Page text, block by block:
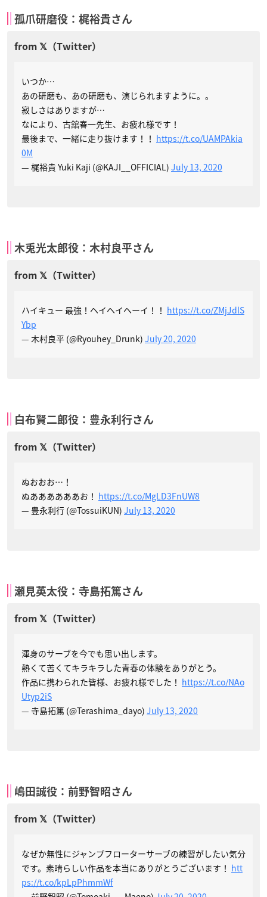
孤爪研磨役：梶裕貴さん
いつか…
あの研磨も、あの研磨も、演じられますように。。
寂しさはありますが…
なにより、古舘春一先生、お疲れ様です！
最後まで、一緒に走り抜けます！！ https://t.co/UAMPAkia
0M
— 梶裕貴 Yuki Kaji (@KAJI__OFFICIAL) July 13, 2020
木兎光太郎役：木村良平さん
ハイキュー 最強！ヘイヘイヘーイ！！ https://t.co/ZMjJdlS
Ybp
— 木村良平 (@Ryouhey_Drunk) July 20, 2020
白布賢二郎役：豊永利行さん
ぬおおお…！
ぬああああああお！ https://t.co/MgLD3FnUW8
— 豊永利行 (@TossuiKUN) July 13, 2020
瀬見英太役：寺島拓篤さん
渾身のサーブを今でも思い出します。
熱くて苦くてキラキラした青春の体験をありがとう。
作品に携わられた皆様、お疲れ様でした！ https://t.co/NAo
Utyp2iS
— 寺島拓篤 (@Terashima_dayo) July 13, 2020
嶋田誠役：前野智昭さん
なぜか無性にジャンプフローターサーブの練習がしたい気分
です。素晴らしい作品を本当にありがとうございます！ htt
ps://t.co/kpLpPhmmWf